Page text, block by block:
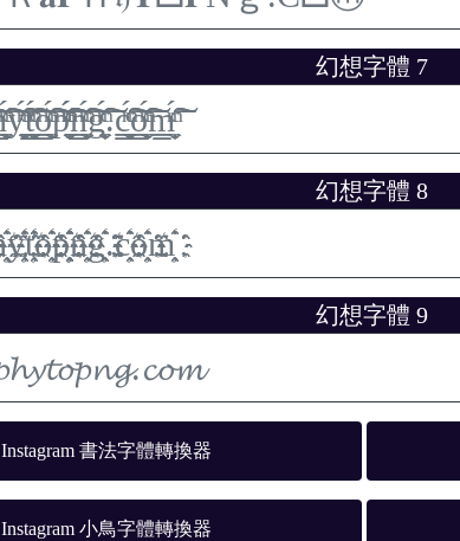
幻想字體 7
幻想字體 8
幻想字體 9
Instagram 書法字體轉換器
Instagram 小鳥字體轉換器